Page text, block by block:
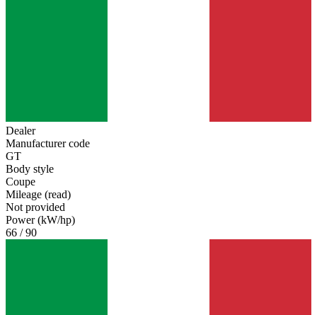
Dealer
Manufacturer code
GT
Body style
Coupe
Mileage (read)
Not provided
Power (kW/hp)
66 / 90